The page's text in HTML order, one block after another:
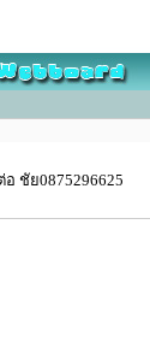
ชัย0875296625